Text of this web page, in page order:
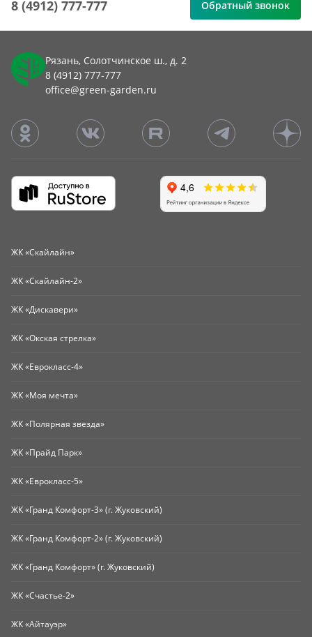
8 (4912) 777-777 Обратный звонок
Рязань, Солотчинское ш., д. 2
8 (4912) 777-777
office@green-garden.ru
ЖК «Скайлайн»
ЖК «Скайлайн-2»
ЖК «Дискавери»
ЖК «Окская стрелка»
ЖК «Еврокласс-4»
ЖК «Моя мечта»
ЖК «Полярная звезда»
ЖК «Прайд Парк»
ЖК «Еврокласс-5»
ЖК «Гранд Комфорт-3» (г. Жуковский)
ЖК «Гранд Комфорт-2» (г. Жуковский)
ЖК «Гранд Комфорт» (г. Жуковский)
ЖК «Счастье-2»
ЖК «Айтауэр»